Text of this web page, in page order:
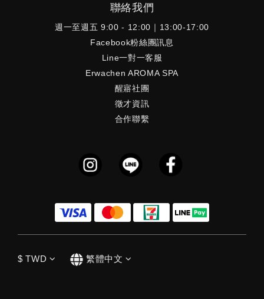
聯絡我們
週一至週五 9:00 - 12:00｜13:00-17:00
Facebook粉絲團訊息
Line一對一客服
Erwachen AROMA SPA
醒寤社團
徵才資訊
合作聯繫
$ TWD 繁體中文